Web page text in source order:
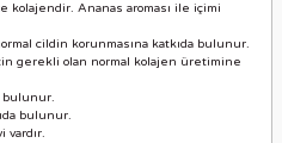
kolajendir. Ananas aroması ile içimi
cildin korunmasına katkıda bulunur.
gerekli olan normal kolajen üretimine
bulunur.
bulunur.